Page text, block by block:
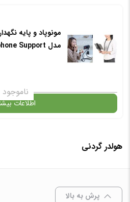
مونوپاد و پایه
مدل Necklace Cellphone Support
ناموجود
اطلاعات
در حال حاضر این محصول در انبار موجود
هولدر گردنی
پرش به بالا